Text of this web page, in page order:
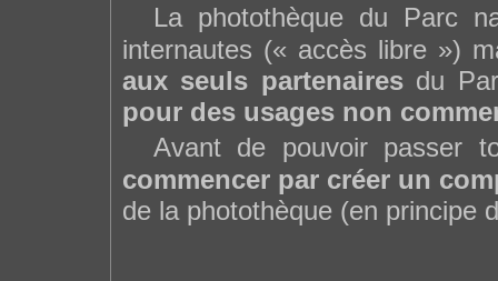
La photothèque du Parc
internautes (« accès libre »)
aux seuls partenaires du
pour des usages non
Avant de pouvoir passer
commencer par créer un
de la photothèque (en principe